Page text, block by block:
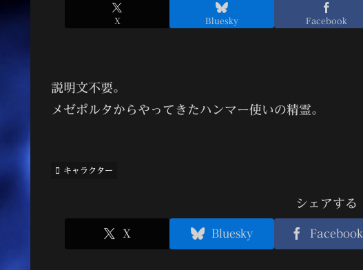
X Bluesky Facebook
説明文不要。
メゼポルタからやってきたハンマー使いの精霊。
キャラクター
シェアする
X Bluesky Facebook